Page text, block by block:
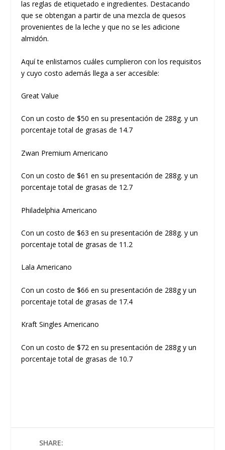
las reglas de etiquetado e ingredientes. Destacando
que se obtengan a partir de una mezcla de quesos
provenientes de la leche y que no se les adicione
almidón.
Aquí te enlistamos cuáles cumplieron con los requisitos
y cuyo costo además llega a ser accesible:
Great Value
Con un costo de $50 en su presentación de 288g. y un
porcentaje total de grasas de 14.7
Zwan Premium Americano
Con un costo de $61 en su presentación de 288g. y un
porcentaje total de grasas de 12.7
Philadelphia Americano
Con un costo de $63 en su presentación de 288g. y un
porcentaje total de grasas de 11.2
Lala Americano
Con un costo de $66 en su presentación de 288g y un
porcentaje total de grasas de 17.4
Kraft Singles Americano
Con un costo de $72 en su presentación de 288g y un
porcentaje total de grasas de 10.7
SHARE: